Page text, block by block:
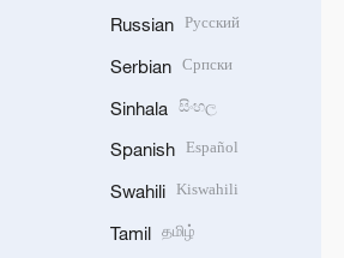
Russian Русский
Serbian Српски
Sinhala සිංහල
Spanish Español
Swahili Kiswahili
Tamil தமிழ்